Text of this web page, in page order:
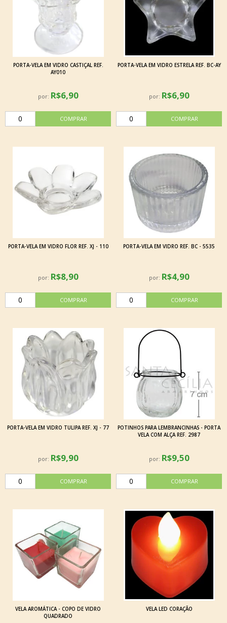
PORTA-VELA EM VIDRO CASTIÇAL REF.
AY010
por: R$6,90
PORTA-VELA EM VIDRO ESTRELA REF. BC-AY
por: R$6,90
PORTA-VELA EM VIDRO FLOR REF. XJ - 110
por: R$8,90
PORTA-VELA EM VIDRO REF. BC - 5535
por: R$4,90
PORTA-VELA EM VIDRO TULIPA REF. XJ - 77
por: R$9,90
POTINHOS PARA LEMBRANCINHAS - PORTA
VELA COM ALÇA REF. 2987
por: R$9,50
VELA AROMÁTICA - COPO DE VIDRO
QUADRADO
VELA LED CORAÇÃO